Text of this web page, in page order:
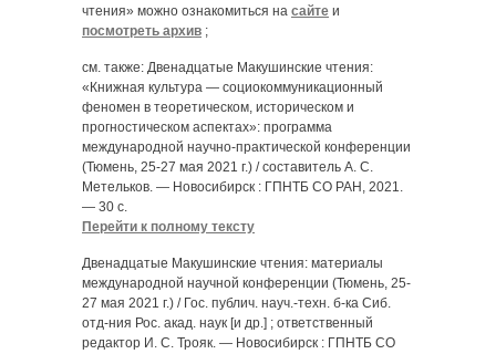
чтения» можно ознакомиться на сайте и
посмотреть архив ;
см. также: Двенадцатые Макушинские чтения:
«Книжная культура — социокоммуникационный
феномен в теоретическом, историческом и
прогностическом аспектах»: программа
международной научно-практической конференции
(Тюмень, 25-27 мая 2021 г.) / составитель А. С.
Метельков. — Новосибирск : ГПНТБ СО РАН, 2021.
— 30 с.
Перейти к полному тексту
Двенадцатые Макушинские чтения: материалы
международной научной конференции (Тюмень, 25-
27 мая 2021 г.) / Гос. публич. науч.-техн. б-ка Сиб.
отд-ния Рос. акад. наук [и др.] ; ответственный
редактор И. С. Трояк. — Новосибирск : ГПНТБ СО